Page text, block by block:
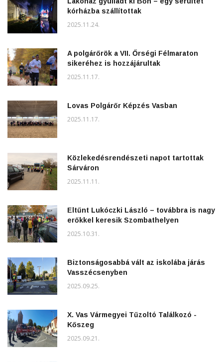
kórházba szállítottak
2025.11.24.
A polgárőrök a VII. Őrségi Félmaraton
sikeréhez is hozzájárultak
2025.11.17.
Lovas Polgárőr Képzés Vasban
2025.11.17.
Közlekedésrendészeti napot tartottak
Sárváron
2025.11.11.
Eltűnt Lukóczki László – továbbra is nagy
erőkkel keresik Szombathelyen
2025.10.31.
Biztonságosabbá vált az iskolába járás
Vasszécsenyben
2025.09.25.
X. Vas Vármegyei Tűzoltó Találkozó -
Kőszeg
2025.09.21.